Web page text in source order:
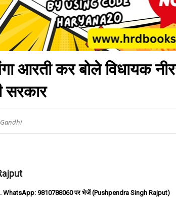
आरती कर बोले विधायक
सरकार
WhatsApp: 9810788060 पर भेजें (Pushpendra Singh Rajput)